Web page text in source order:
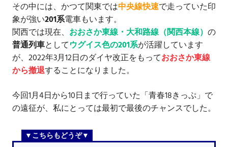
その中には、かつて関東では中央線快速で走っていた印
象が強い201系電車もいます。
関西では現在、 おおさか東線・大和路線（関西本線） の
普通列車としてウグイス色の201系が活躍しています
が、2022年3月12日のダイヤ改正をもっておおさか東線
から撤退することになりました。
今回1月4日から10日まで行っていた「青春18きっぷ」で
の遠征が、私にとっては最初で最後のチャンスでした。